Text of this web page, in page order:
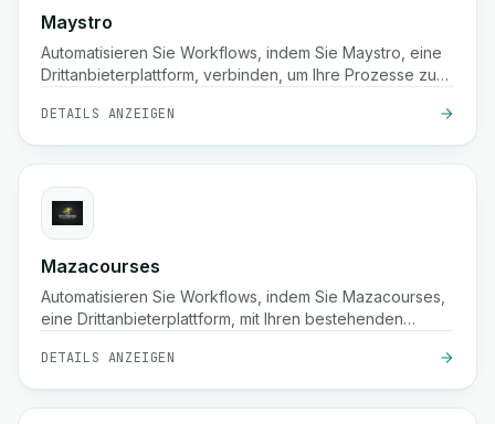
Maystro
Automatisieren Sie Workflows, indem Sie Maystro, eine
Drittanbieterplattform, verbinden, um Ihre Prozesse zu
DETAILS ANZEIGEN
Mazacourses
Automatisieren Sie Workflows, indem Sie Mazacourses,
eine Drittanbieterplattform, mit Ihren bestehenden
DETAILS ANZEIGEN